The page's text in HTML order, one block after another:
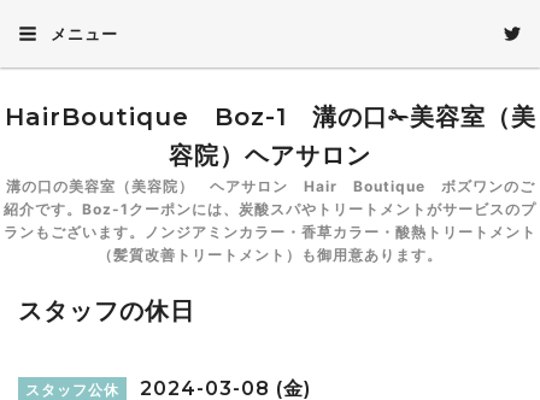
メニュー
HairBoutique Boz-1 溝の口✁美容室（美
容院）ヘアサロン
溝の口の美容室（美容院） ヘアサロン Hair Boutique ボズワンのご
紹介です。Boz-1クーポンには、炭酸スパやトリートメントがサービスのプ
ランもございます。ノンジアミンカラー・香草カラー・酸熱トリートメント
（髪質改善トリートメント）も御用意あります。
スタッフの休日
スタッフ公休 2024-03-08 (金)